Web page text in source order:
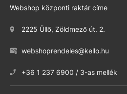
Webshop központi raktár címe
2225 Üllő, Zöldmező út. 2.
webshoprendeles@kello.hu
+36 1 237 6900 / 3-as mellék